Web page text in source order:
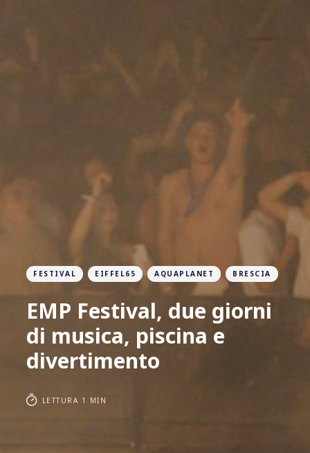
FESTIVAL EIFFEL65 AQUAPLANET BRESCIA
EMP Festival, due giorni
di musica, piscina e
divertimento
LETTURA 1 MIN